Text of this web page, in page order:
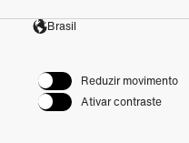
Brasil
Reduzir movimento
Ativar contraste